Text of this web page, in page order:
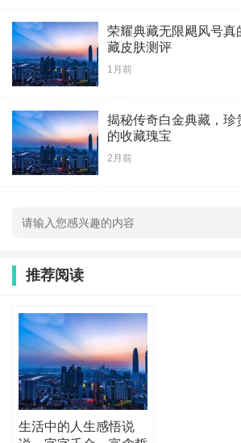
荣耀典藏无限飓风号真
藏皮肤测评
1月前
揭秘传奇白金典藏，珍
的收藏瑰宝
2月前
推荐阅读
生活中的人生感悟说